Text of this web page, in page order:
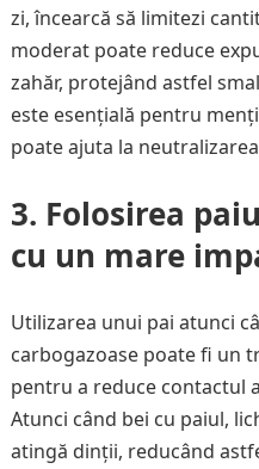
zi, încearcă să limitezi
moderat poate reduce
zahăr, protejând astfel
este esențială pentru
poate ajuta la
3. Folosirea
cu un mare
Utilizarea unui pai atunci
carbogazoase poate fi un
pentru a reduce contactul
Atunci când bei cu paiul,
atingă dinții, reducând